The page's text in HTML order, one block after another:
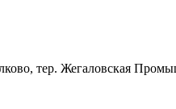
тер. Жегаловская